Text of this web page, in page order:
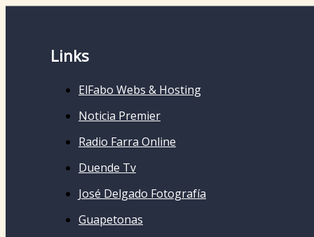
Links
ElFabo Webs & Hosting
Noticia Premier
Radio Farra Online
Duende Tv
José Delgado Fotografía
Guapetonas